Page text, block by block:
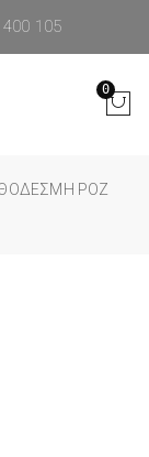
400 105
0
ΡΟΖ